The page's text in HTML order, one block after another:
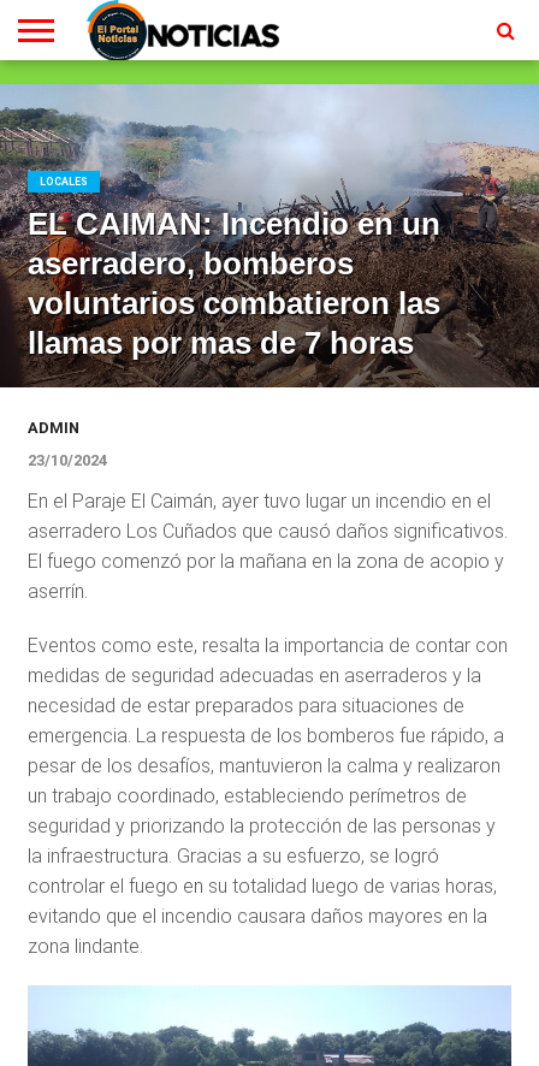
LOCALES
RADIO
EN
VIVO
EN
VIVO
MINISTERIO
CONTACTO
HOMEPAGE
LOCALES
EL CAIMAN: Incendio en un
aserradero, bomberos
voluntarios combatieron las
llamas por mas de 7 horas
ADMIN
23/10/2024
En el Paraje El Caimán, ayer tuvo lugar un incendio en el
aserradero Los Cuñados que causó daños significativos.
El fuego comenzó por la mañana en la zona de acopio y
aserrín.
Eventos como este, resalta la importancia de contar con
medidas de seguridad adecuadas en aserraderos y la
necesidad de estar preparados para situaciones de
emergencia. La respuesta de los bomberos fue rápido, a
pesar de los desafíos, mantuvieron la calma y realizaron
un trabajo coordinado, estableciendo perímetros de
seguridad y priorizando la protección de las personas y
la infraestructura. Gracias a su esfuerzo, se logró
controlar el fuego en su totalidad luego de varias horas,
evitando que el incendio causara daños mayores en la
zona lindante.